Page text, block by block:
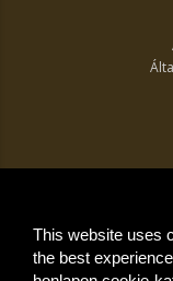
This website uses
the best